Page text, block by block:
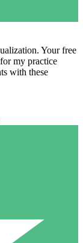
Your free
my practice
with these